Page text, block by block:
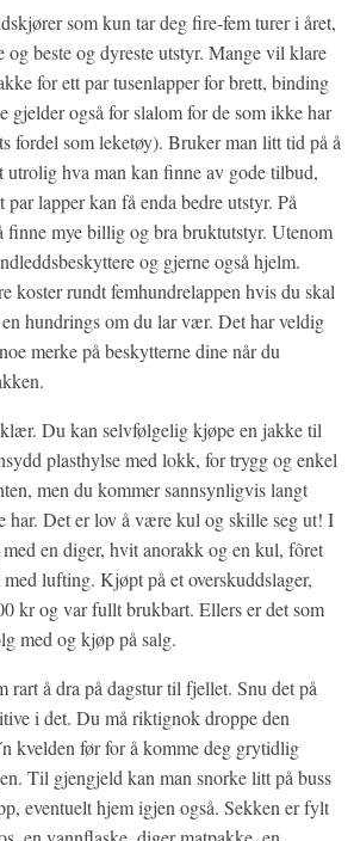
som kun tar deg fire-fem turer i året,
og beste og dyreste utstyr. Mange vil klare
for ett par tusenlapper for brett, binding
gjelder også for slalom for de som ikke har
fordel som leketøy). Bruker man litt tid på å
utrolig hva man kan finne av gode tilbud,
lapper kan få enda bedre utstyr. På
finne mye billig og bra bruktutstyr. Utenom
og gjerne også hjelm.
koster rundt femhundrelappen hvis du skal
hundrings om du lar vær. Det har veldig
merke på beskytterne dine når du
Du kan selvfølgelig kjøpe en jakke til
plasthylse med lokk, for trygg og enkel
men du kommer sannsynligvis langt
har. Det er lov å være kul og skille seg ut! I
en diger, hvit anorakk og en kul, fôret
lufting. Kjøpt på et overskuddslager,
kr og var fullt brukbart. Ellers er det som
med og kjøp på salg.
rart å dra på dagstur til fjellet. Snu det på
i det. Du må riktignok droppe den
kvelden før for å komme deg grytidlig
Til gjengjeld kan man snorke litt på buss
eventuelt hjem igjen også. Sekken er fylt